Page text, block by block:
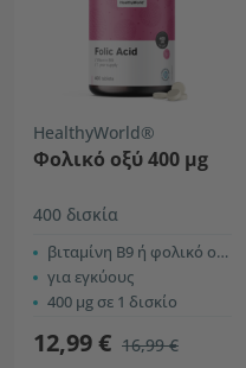
HealthyWorld®
Φολικό οξύ 400 µg
400 δισκία
βιταμίνη Β9 ή φολικό οξύ
για εγκύους
400 µg σε 1 δισκίο
12,99 € 16,99 €